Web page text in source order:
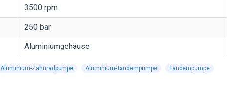
3500 rpm
250 bar
Aluminiumgehäuse
Aluminium-Zahnradpumpe Aluminium-Tandempumpe
Tandempumpe